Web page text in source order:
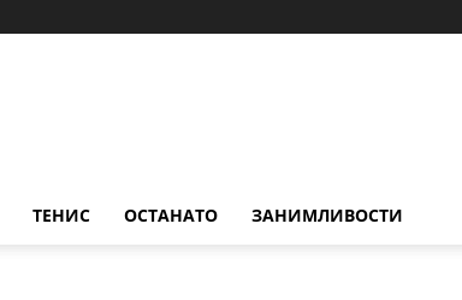
ТЕНИС ОСТАНАТО ЗАНИМЛИВОСТИ